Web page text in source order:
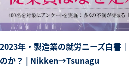
2023年・製造業の就労ニーズ白書
のか？ | Nikken→Tsunagu